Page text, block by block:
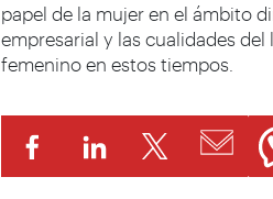
papel de la mujer en el ámbito
empresarial y las cualidades del
femenino en estos tiempos.